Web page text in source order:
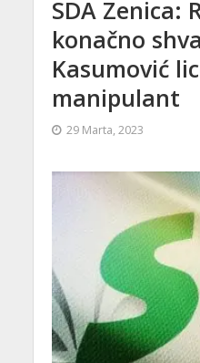
SDA Zenica:
konačno
Kasumović
manipulant
29 Marta, 2023